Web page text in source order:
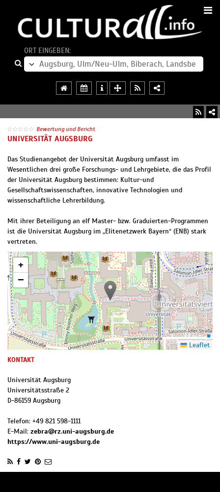
ORT EINGEBEN:
Bewertung und Bericht
UNIVERSITÄT AUGSBURG
Das Studienangebot der Universität Augsburg umfasst im
Wesentlichen drei große Forschungs- und Lehrgebiete, die das Profil
der Universität Augsburg bestimmen: Kultur-und
Gesellschaftswissenschaften, innovative Technologien und
wissenschaftliche Lehrerbildung.
Mit ihrer Beteiligung an elf Master- bzw. Graduierten-Programmen
ist die Universität Augsburg im „Elitenetzwerk Bayern“ (ENB) stark
vertreten.
+
−
Leaflet
KONTAKT
Universität Augsburg
Universitätsstraße 2
D-86159 Augsburg
Telefon: +49 821 598-1111
E-Mail: zebra@rz.uni-augsburg.de
https://www.uni-augsburg.de